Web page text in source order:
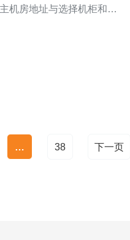
机房地址与选择机柜和带
谈判与部署。 为什么
… 38 下一页